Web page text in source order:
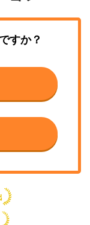
すか？